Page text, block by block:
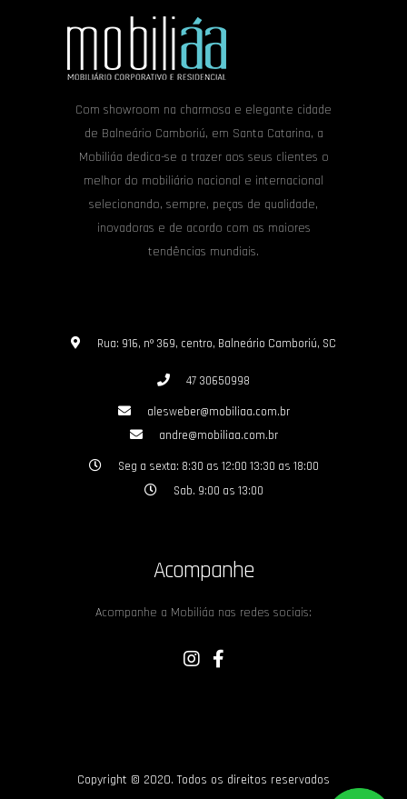
Com showroom na charmosa e elegante cidade
de Balneário Camboriú, em Santa Catarina, a
Mobiliáa dedica-se a trazer aos seus clientes o
melhor do mobiliário nacional e internacional
selecionando, sempre, peças de qualidade,
inovadoras e de acordo com as maiores
tendências mundiais.
Rua: 916, nº 369, centro, Balneário Camboriú, SC
47 30650998
alesweber@mobiliaa.com.br
andre@mobiliaa.com.br
Seg a sexta: 8:30 as 12:00 13:30 as 18:00
Sab. 9:00 as 13:00
Acompanhe
Acompanhe a Mobiliáa nas redes sociais:
Copyright © 2020. Todos os direitos reservados